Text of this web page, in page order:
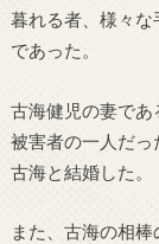
暮れる者、様々な
であった。
古海健児の妻で
被害者の一人だっ
古海と結婚した。
また、古海の相